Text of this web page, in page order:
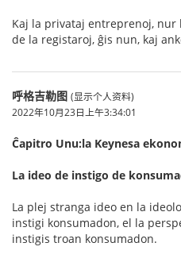
Kaj la privataj entreprenoj,
de la registaroj, ĝis nun, kaj
呼格吉勒图 (显示个人资料)
2022年10月23日上午3:34:01
Ĉapitro Unu:la Keynesa
La ideo de instigo de
La plej stranga ideo en la
instigi konsumadon, el la
instigis troan konsumadon.